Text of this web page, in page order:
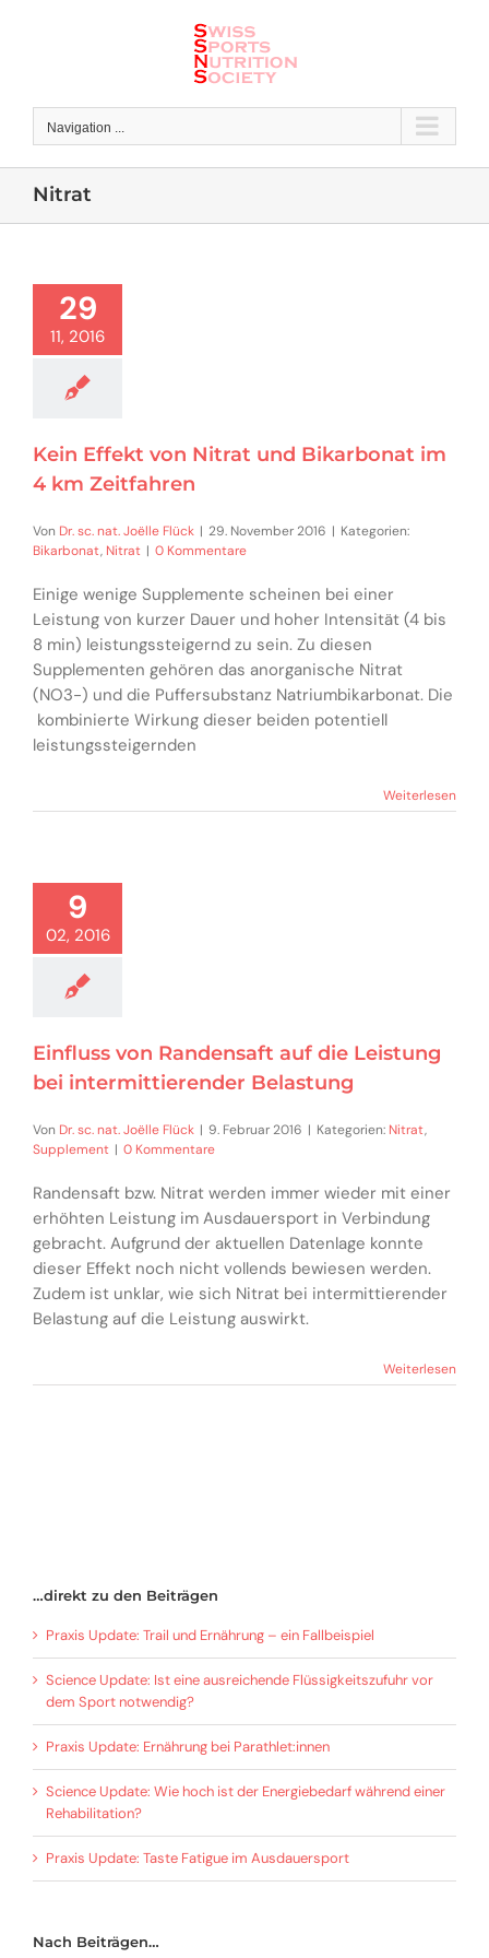
Navigation ...
Nitrat
29
11, 2016
Kein Effekt von Nitrat und Bikarbonat im
4 km Zeitfahren
Von Dr. sc. nat. Joëlle Flück | 29. November 2016 | Kategorien:
Bikarbonat, Nitrat | 0 Kommentare
Einige wenige Supplemente scheinen bei einer
Leistung von kurzer Dauer und hoher Intensität (4 bis
8 min) leistungssteigernd zu sein. Zu diesen
Supplementen gehören das anorganische Nitrat
(NO3-) und die Puffersubstanz Natriumbikarbonat. Die
kombinierte Wirkung dieser beiden potentiell
leistungssteigernden
Weiterlesen
9
02, 2016
Einfluss von Randensaft auf die Leistung
bei intermittierender Belastung
Von Dr. sc. nat. Joëlle Flück | 9. Februar 2016 | Kategorien: Nitrat,
Supplement | 0 Kommentare
Randensaft bzw. Nitrat werden immer wieder mit einer
erhöhten Leistung im Ausdauersport in Verbindung
gebracht. Aufgrund der aktuellen Datenlage konnte
dieser Effekt noch nicht vollends bewiesen werden.
Zudem ist unklar, wie sich Nitrat bei intermittierender
Belastung auf die Leistung auswirkt.
Weiterlesen
…direkt zu den Beiträgen
Praxis Update: Trail und Ernährung – ein Fallbeispiel
Science Update: Ist eine ausreichende Flüssigkeitszufuhr vor
dem Sport notwendig?
Praxis Update: Ernährung bei Parathlet:innen
Science Update: Wie hoch ist der Energiebedarf während einer
Rehabilitation?
Praxis Update: Taste Fatigue im Ausdauersport
Nach Beiträgen…